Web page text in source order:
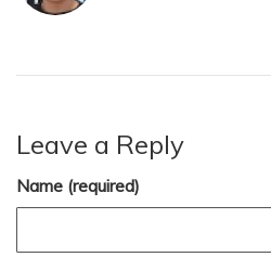
Leave a Reply
Name (required)